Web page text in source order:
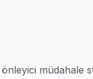
müdahale